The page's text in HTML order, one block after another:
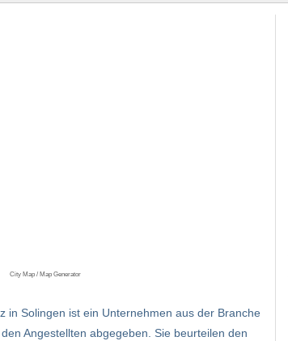
City Map / Map Generator
in Solingen ist ein Unternehmen aus der Branche
Angestellten abgegeben. Sie beurteilen den